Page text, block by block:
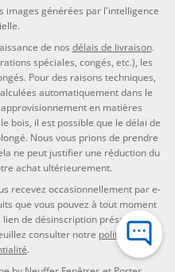
images générées par l'intelligence
de nos délais de livraison.
spéciales, congés, etc.), les
Pour des raisons techniques,
automatiquement dans le
en matières
bois, il est possible que le délai de
Nous vous prions de prendre
ne peut justifier une réduction du
achat ultérieurement.
recevez occasionnellement par e-
que vous pouvez à tout moment
de désinscription présent dans
consulter notre politique de
.